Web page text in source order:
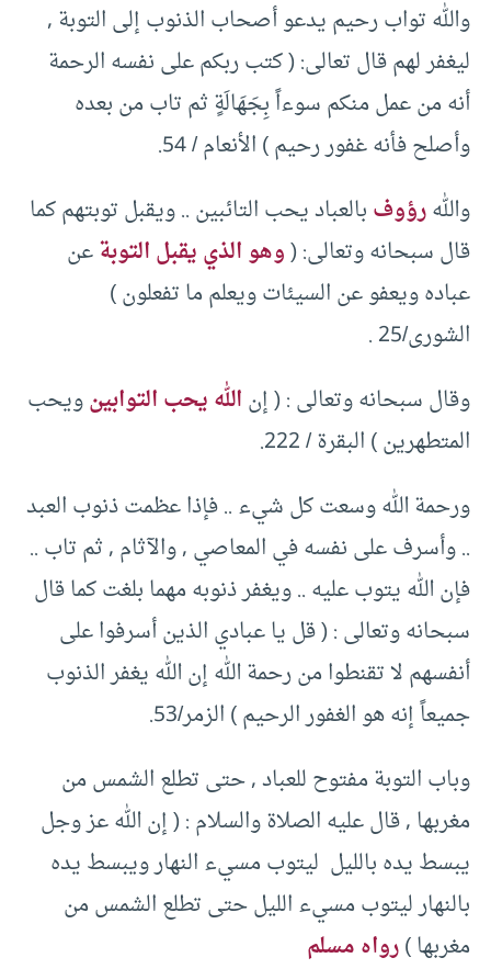
والله تواب رحيم يدعو أصحاب الذنوب إلى التوبة ,
ليغفر لهم قال تعالى: ( كتب ربكم على نفسه الرحمة
أنه من عمل منكم سوءاً بِجَهَالَةٍ ثم تاب من بعده
وأصلح فأنه غفور رحيم ) الأنعام / 54.
واللهرؤوفبالعباد يحب التائبين .. ويقبل توبتهم كما
قال سبحانه وتعالى: (وهو الذي يقبل التوبةعن
عباده ويعفو عن السيئات ويعلم ما تفعلون )
الشورى/25 .
وقال سبحانه وتعالى : ( إنالله يحب التوابينويحب
المتطهرين ) البقرة / 222.
ورحمة الله وسعت كل شيء .. فإذا عظمت ذنوب العبد
.. وأسرف على نفسه في المعاصي , والآثام , ثم تاب ..
فإن الله يتوب عليه .. ويغفر ذنوبه مهما بلغت كما قال
سبحانه وتعالى : ( قل يا عبادي الذين أسرفوا على
أنفسهم لا تقنطوا من رحمة الله إن الله يغفر الذنوب
جميعاً إنه هو الغفور الرحيم ) الزمر/53.
وباب التوبة مفتوح للعباد , حتى تطلع الشمس من
مغربها , قال عليه الصلاة والسلام : ( إن الله عز وجل
يبسط يده بالليل ليتوب مسيء النهار ويبسط يده
بالنهار ليتوب مسيء الليل حتى تطلع الشمس من
مغربها )رواه مسلم